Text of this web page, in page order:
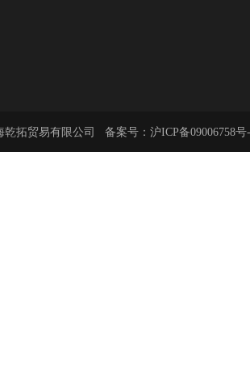
拓贸易有限公司 备案号： 沪ICP备09006758号